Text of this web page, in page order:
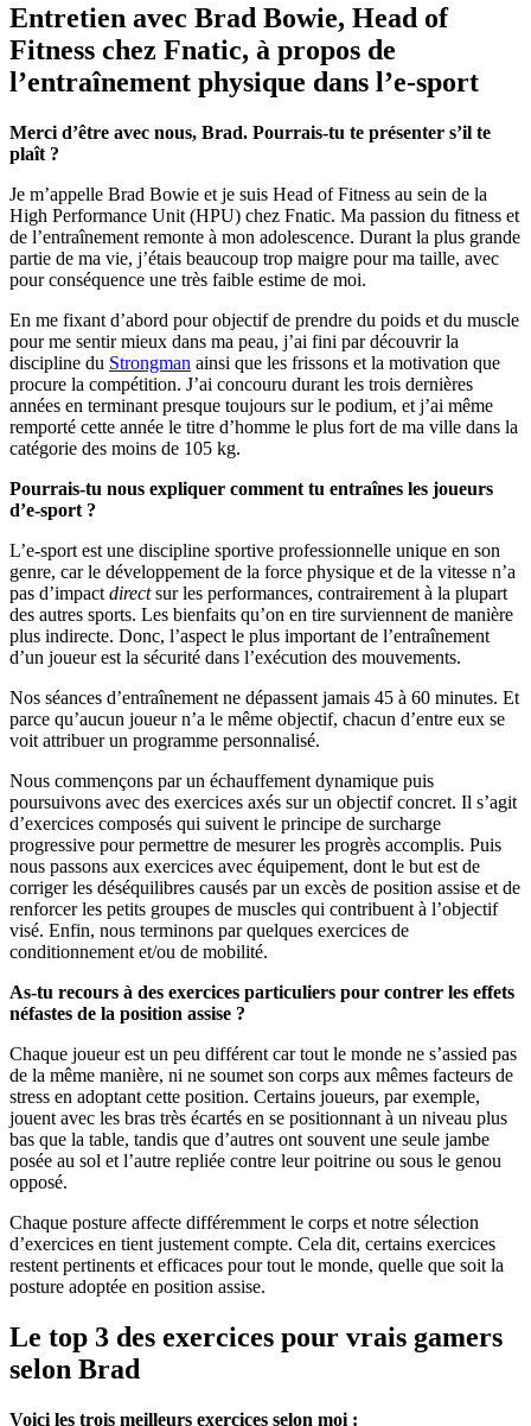
Entretien avec Brad Bowie, Head of
Fitness chez Fnatic, à propos de
l’entraînement physique dans l’e-sport
Merci d’être avec nous, Brad. Pourrais-tu te présenter s’il te
plaît ?
Je m’appelle Brad Bowie et je suis Head of Fitness au sein de la
High Performance Unit (HPU) chez Fnatic. Ma passion du fitness et
de l’entraînement remonte à mon adolescence. Durant la plus grande
partie de ma vie, j’étais beaucoup trop maigre pour ma taille, avec
pour conséquence une très faible estime de moi.
En me fixant d’abord pour objectif de prendre du poids et du muscle
pour me sentir mieux dans ma peau, j’ai fini par découvrir la
discipline du Strongman ainsi que les frissons et la motivation que
procure la compétition. J’ai concouru durant les trois dernières
années en terminant presque toujours sur le podium, et j’ai même
remporté cette année le titre d’homme le plus fort de ma ville dans la
catégorie des moins de 105 kg.
Pourrais-tu nous expliquer comment tu entraînes les joueurs
d’e-sport ?
L’e-sport est une discipline sportive professionnelle unique en son
genre, car le développement de la force physique et de la vitesse n’a
pas d’impact directsur les performances, contrairement à la plupart
des autres sports. Les bienfaits qu’on en tire surviennent de manière
plus indirecte. Donc, l’aspect le plus important de l’entraînement
d’un joueur est la sécurité dans l’exécution des mouvements.
Nos séances d’entraînement ne dépassent jamais 45 à 60 minutes. Et
parce qu’aucun joueur n’a le même objectif, chacun d’entre eux se
voit attribuer un programme personnalisé.
Nous commençons par un échauffement dynamique puis
poursuivons avec des exercices axés sur un objectif concret. Il s’agit
d’exercices composés qui suivent le principe de surcharge
progressive pour permettre de mesurer les progrès accomplis. Puis
nous passons aux exercices avec équipement, dont le but est de
corriger les déséquilibres causés par un excès de position assise et de
renforcer les petits groupes de muscles qui contribuent à l’objectif
visé. Enfin, nous terminons par quelques exercices de
conditionnement et/ou de mobilité.
As-tu recours à des exercices particuliers pour contrer les effets
néfastes de la position assise ?
Chaque joueur est un peu différent car tout le monde ne s’assied pas
de la même manière, ni ne soumet son corps aux mêmes facteurs de
stress en adoptant cette position. Certains joueurs, par exemple,
jouent avec les bras très écartés en se positionnant à un niveau plus
bas que la table, tandis que d’autres ont souvent une seule jambe
posée au sol et l’autre repliée contre leur poitrine ou sous le genou
opposé.
Chaque posture affecte différemment le corps et notre sélection
d’exercices en tient justement compte. Cela dit, certains exercices
restent pertinents et efficaces pour tout le monde, quelle que soit la
posture adoptée en position assise.
Le top 3 des exercices pour vrais gamers
selon Brad
Voici les trois meilleurs exercices selon moi :